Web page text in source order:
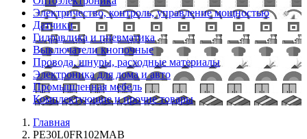
Электричество, контроль, управление мощностью
Датчики
Гидравлика и пневматика
Выключатели кнопочные
Провода, шнуры, расходные материалы
Электроника для дома и авто
Промышленная мебель
Комплектующие и прочие товары
Главная
PE30L0FR102MAB